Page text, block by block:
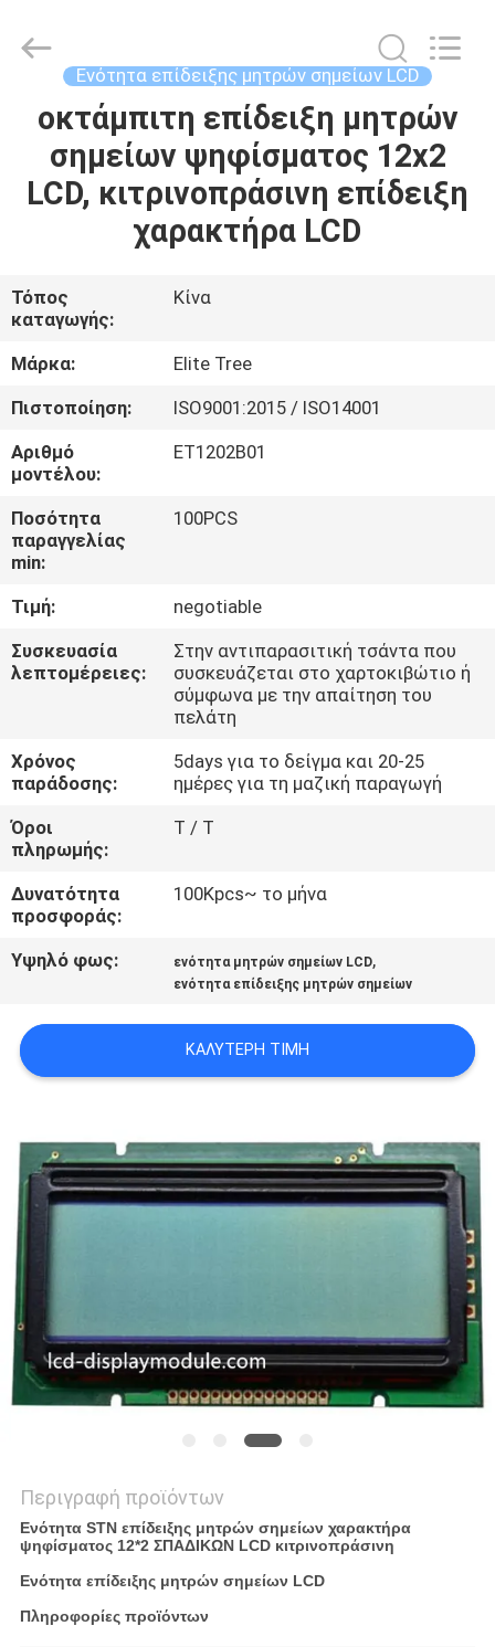
ΑΡΧΙΚΉ
ΣΕΛΊΔΑ
ΠΡΟΪΌΝΤΑ
ΒΊΝΤΕΟ
ΣΧΕΤΙΚΆ
ΜΕ
ΕΜΆΣ
ΓΎΡΟΣ
ΕΡΓΟΣΤΑΣΊΩΝ
ΠΟΙΟΤΙΚΌΣ
ΈΛΕΓΧΟΣ
ΝΈΑ
ΖΗΤΉΣΤΕ
ΈΝΑ
ΑΠΌΣΠΑΣΜΑ
SITEMAP
ΠΟΛΙΤΙΚΉ
Technology.
Ενότητα επίδειξης μητρών σημείων LCD
οκτάμπιτη επίδειξη μητρών
σημείων ψηφίσματος 12x2
LCD, κιτρινοπράσινη επίδειξη
χαρακτήρα LCD
Τόπος
καταγωγής:
Κίνα
Μάρκα:
Elite Tree
Πιστοποίηση:
ISO9001:2015 / ISO14001
Αριθμό
μοντέλου:
ET1202B01
Ποσότητα
παραγγελίας
min:
100PCS
Τιμή:
negotiable
Συσκευασία
λεπτομέρειες:
Στην αντιπαρασιτική τσάντα που
συσκευάζεται στο χαρτοκιβώτιο ή
σύμφωνα με την απαίτηση του
πελάτη
Χρόνος
παράδοσης:
5days για το δείγμα και 20-25
ημέρες για τη μαζική παραγωγή
Όροι
πληρωμής:
T / T
Δυνατότητα
προσφοράς:
100Kpcs~ το μήνα
Υψηλό φως: ενότητα μητρών σημείων LCD,
ενότητα επίδειξης μητρών σημείων
ΚΑΛΎΤΕΡΗ ΤΙΜΉ
Περιγραφή προϊόντων
Ενότητα STN επίδειξης μητρών σημείων χαρακτήρα
ψηφίσματος 12*2 ΣΠΑΔΙΚΩΝ LCD κιτρινοπράσινη
Ενότητα επίδειξης μητρών σημείων LCD
Πληροφορίες προϊόντων